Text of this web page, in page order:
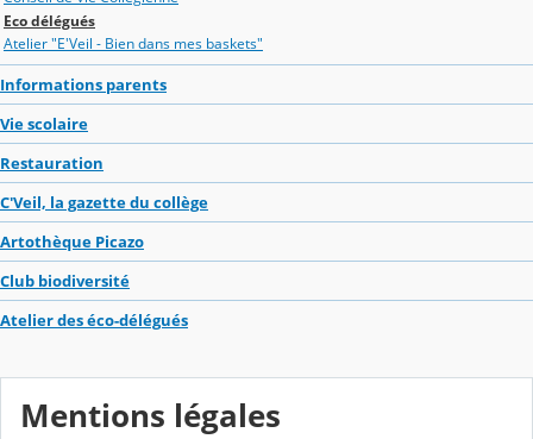
Eco délégués
Atelier "E'Veil - Bien dans mes baskets"
Informations parents
Vie scolaire
Restauration
C'Veil, la gazette du collège
Artothèque Picazo
Club biodiversité
Atelier des éco-délégués
Mentions légales